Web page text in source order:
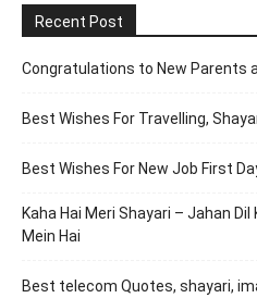
Recent Post
Congratulations to New Parents
Best Wishes For Travelling,
Best Wishes For New Job First
Kaha Hai Meri Shayari – Jahan Dil
Mein Hai
Best telecom Quotes, shayari,